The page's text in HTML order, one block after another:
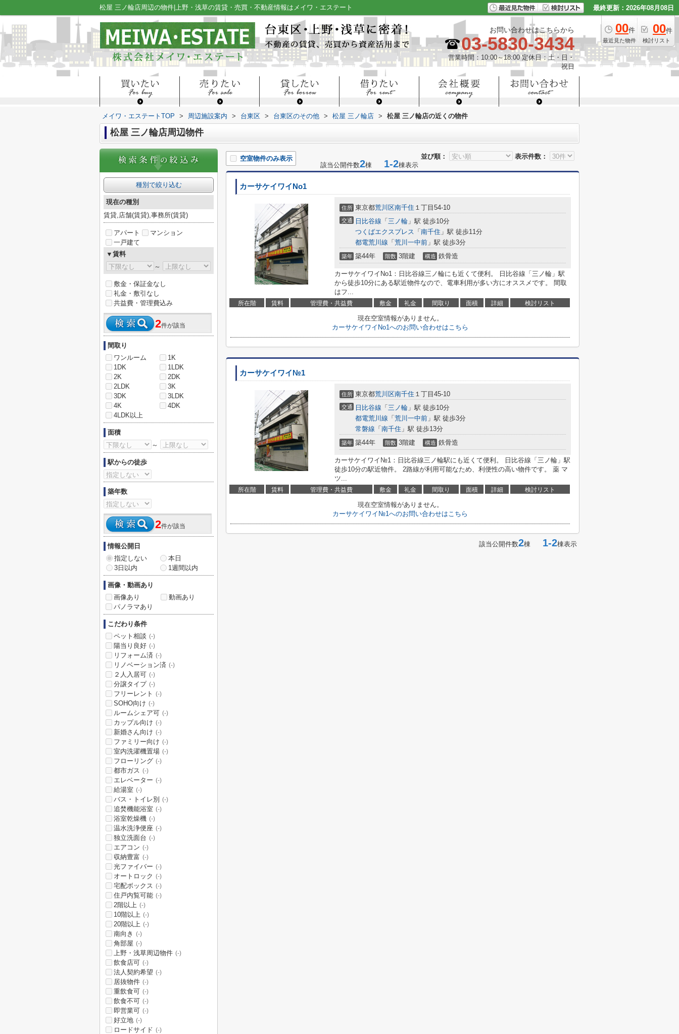
松屋 三ノ輪店周辺の物件|上野・浅草の賃貸・売買・不動産情報はメイワ・エステート 最終更新：2026年08月08日
00件
最近見た物件
00件
検討リスト
お問い合わせはこちらから
03-5830-3434
営業時間：10:00～18:00 定休日：土・日・
祝日
メイワ・エステートTOP > 周辺施設案内 > 台東区 > 台東区のその他 > 松屋 三ノ輪店 > 松屋 三ノ輪店の近くの物件
松屋 三ノ輪店周辺物件
並び順： 表示件数：
空室物件のみ表示
該当公開件数2棟 1-2棟表示
カーサケイワイNo1
住所 東京都荒川区南千住 １丁目54-10
交通 日比谷線 「 三ノ輪 」駅 徒歩10分
つくばエクスプレス 「 南千住 」駅 徒歩11分
都電荒川線 「 荒川一中前 」駅 徒歩3分
築年 築44年 階数 3階建 構造 鉄骨造
カーサケイワイNo1：日比谷線三ノ輪にも近くて便利。 日比谷線「三ノ輪」駅
から徒歩10分にある駅近物件なので、電車利用が多い方にオススメです。 間取
はフ...
所在階 賃料 管理費・共益費 敷金 礼金 間取り 面積 詳細 検討リスト
現在空室情報がありません。
カーサケイワイNo1へのお問い合わせはこちら
カーサケイワイ№1
住所 東京都荒川区南千住 １丁目45-10
交通 日比谷線 「 三ノ輪 」駅 徒歩10分
都電荒川線 「 荒川一中前 」駅 徒歩3分
常磐線 「 南千住 」駅 徒歩13分
築年 築44年 階数 3階建 構造 鉄骨造
カーサケイワイ№1：日比谷線三ノ輪駅にも近くて便利。 日比谷線「三ノ輪」駅
徒歩10分の駅近物件。 2路線が利用可能なため、利便性の高い物件です。 薬 マ
ツ...
所在階 賃料 管理費・共益費 敷金 礼金 間取り 面積 詳細 検討リスト
現在空室情報がありません。
カーサケイワイ№1へのお問い合わせはこちら
該当公開件数2棟 1-2棟表示
種別で絞り込む
現在の種別
賃貸,店舗(賃貸),事務所(賃貸)
アパート
マンション
一戸建て
▼賃料
～
敷金・保証金なし
礼金・敷引なし
共益費・管理費込み
2件が該当
間取り
ワンルーム
1K
1DK
1LDK
2K
2DK
2LDK
3K
3DK
3LDK
4K
4DK
4LDK以上
面積
～
駅からの徒歩
築年数
2件が該当
情報公開日
指定しない
本日
3日以内
1週間以内
画像・動画あり
画像あり
動画あり
パノラマあり
こだわり条件
ペット相談 (-)
陽当り良好 (-)
リフォーム済 (-)
リノベーション済 (-)
２人入居可 (-)
分譲タイプ (-)
フリーレント (-)
SOHO向け (-)
ルームシェア可 (-)
カップル向け (-)
新婚さん向け (-)
ファミリー向け (-)
室内洗濯機置場 (-)
フローリング (-)
都市ガス (-)
エレベーター (-)
給湯室 (-)
バス・トイレ別 (-)
追焚機能浴室 (-)
浴室乾燥機 (-)
温水洗浄便座 (-)
独立洗面台 (-)
エアコン (-)
収納豊富 (-)
光ファイバー (-)
オートロック (-)
宅配ボックス (-)
住戸内覧可能 (-)
2階以上 (-)
10階以上 (-)
20階以上 (-)
南向き (-)
角部屋 (-)
上野・浅草周辺物件 (-)
飲食店可 (-)
法人契約希望 (-)
居抜物件 (-)
重飲食可 (-)
飲食不可 (-)
即営業可 (-)
好立地 (-)
ロードサイド (-)